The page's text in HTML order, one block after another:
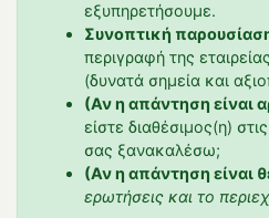
εξυπηρετήσουμε.
Συνοπτική
περιγραφή της
(δυνατά σημεία και
(Αν η απάντηση είναι
είστε διαθέσιμος(η) στις
σας ξανακαλέσω;
(Αν η απάντηση είναι
ερωτήσεις και το